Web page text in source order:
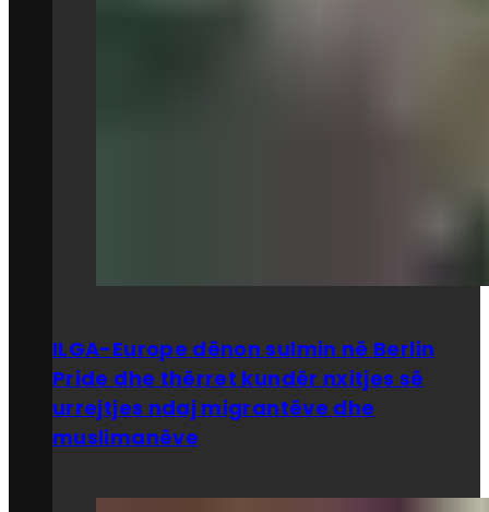
ILGA-Europe dënon sulmin në Berlin
Pride dhe thërret kundër nxitjes së
urrejtjes ndaj migrantëve dhe
muslimanëve